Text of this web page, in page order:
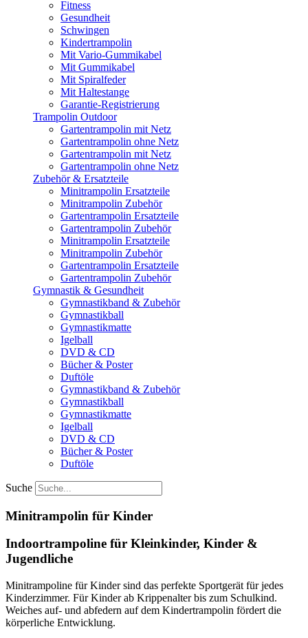
Fitness
Gesundheit
Schwingen
Kindertrampolin
Mit Vario-Gummikabel
Mit Gummikabel
Mit Spiralfeder
Mit Haltestange
Garantie-Registrierung
Trampolin Outdoor
Gartentrampolin mit Netz
Gartentrampolin ohne Netz
Gartentrampolin mit Netz
Gartentrampolin ohne Netz
Zubehör & Ersatzteile
Minitrampolin Ersatzteile
Minitrampolin Zubehör
Gartentrampolin Ersatzteile
Gartentrampolin Zubehör
Minitrampolin Ersatzteile
Minitrampolin Zubehör
Gartentrampolin Ersatzteile
Gartentrampolin Zubehör
Gymnastik & Gesundheit
Gymnastikband & Zubehör
Gymnastikball
Gymnastikmatte
Igelball
DVD & CD
Bücher & Poster
Duftöle
Gymnastikband & Zubehör
Gymnastikball
Gymnastikmatte
Igelball
DVD & CD
Bücher & Poster
Duftöle
Suche
Minitrampolin für Kinder
Indoortrampoline für Kleinkinder, Kinder &
Jugendliche
Minitrampoline für Kinder sind das perfekte Sportgerät für jedes
Kinderzimmer. Für Kinder ab Krippenalter bis zum Schulkind.
Weiches auf- und abfedern auf dem Kindertrampolin fördert die
körperliche Entwicklung.